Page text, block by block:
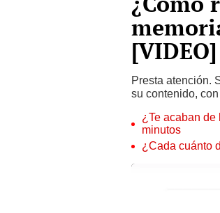
[VIDEO]
Presta atención.
su contenido,
¿Te acaban
minutos
¿Cada cuánto